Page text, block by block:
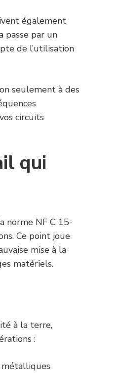
également
passe par un
de l’utilisation
seulement à des
circuits
qui
norme NF C 15-
Ce point joue
mise à la
matériels.
à la terre,
: